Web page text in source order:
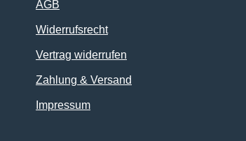
AGB
Widerrufsrecht
Vertrag widerrufen
Zahlung & Versand
Impressum